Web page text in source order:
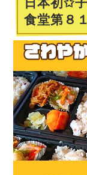
日本初✩
食堂第８